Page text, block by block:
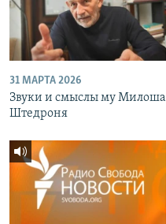
31 МАРТА 2026
Звуки и смыслы му Милоша
Штедроня